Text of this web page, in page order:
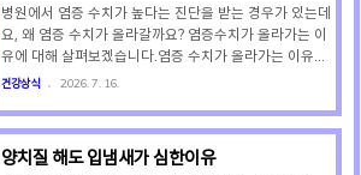
가운데가 깊숙하고 묵직하게 아픈 것인데요, 똑바로 누우
면 통증이 심해지고 몸을 앞으로 구부리면 통증이 완화되
는 특징이 있습니다. 척추나 근육이 아픈 경우라면 똑바
로 눕거나 소염진통제를 먹으면 통증이 가라앉지만, 췌장
고 소염..
병원에서 염증 수치가 높다는 진단을 받는 경우가 있는데
요, 왜 염증 수치가 올라갈까요? 염증수치가 올라가는 이
유에 대해 살펴보겠습니다.염증 수치가 올라가는 이유는
우리 몸의 면역계가 외부 자극이나 내부 손상에 대응해
인으로 구분할 수 있습니다. 1. 급성 요인감염세균, 바이
위해 간에서 염증성 단백질(CRP)을 폭발적으로 만들어
건강상식 2026. 7. 16.
양치질 해도 입냄새가 심한이유